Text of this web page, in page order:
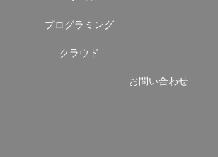
プログラミング
クラウド
お問い合わせ